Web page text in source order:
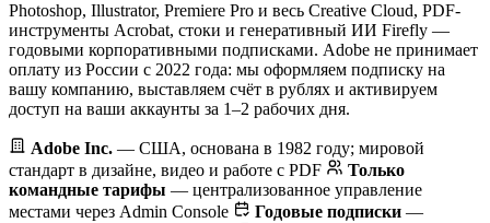
Photoshop, Illustrator, Premiere Pro и весь Creative Cloud, PDF-
инструменты Acrobat, стоки и генеративный ИИ Firefly —
годовыми корпоративными подписками. Adobe не принимает
оплату из России с 2022 года: мы оформляем подписку на
вашу компанию, выставляем счёт в рублях и активируем
доступ на ваши аккаунты за 1–2 рабочих дня.
Adobe Inc. — США, основана в 1982 году; мировой
стандарт в дизайне, видео и работе с PDF
Только
командные тарифы — централизованное управление
местами через Admin Console
Годовые подписки —